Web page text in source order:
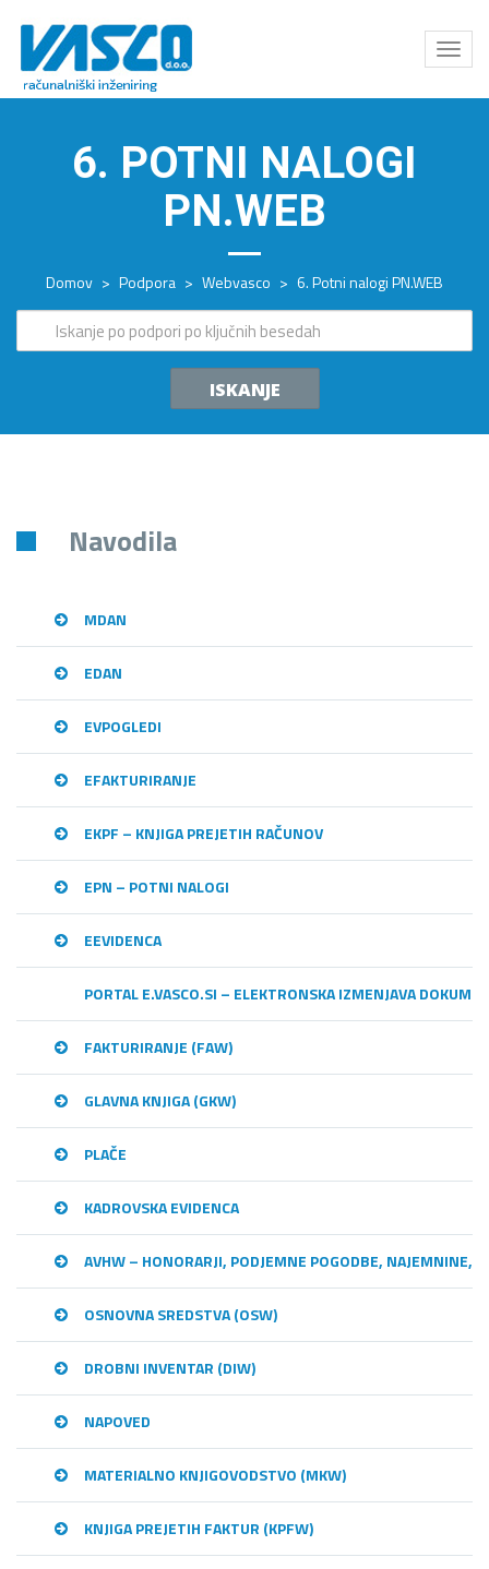
Odpri
meni
6. POTNI NALOGI
PN.WEB
Domov > Podpora > Webvasco > 6. Potni nalogi PN.WEB
ISKANJE
Navodila
MDAN
EDAN
EVPOGLEDI
EFAKTURIRANJE
EKPF – KNJIGA PREJETIH RAČUNOV
EPN – POTNI NALOGI
EEVIDENCA
PORTAL E.VASCO.SI – ELEKTRONSKA IZMENJAVA
FAKTURIRANJE (FAW)
GLAVNA KNJIGA (GKW)
PLAČE
KADROVSKA EVIDENCA
AVHW – HONORARJI, PODJEMNE POGODBE, NAJEMNINE,…
OSNOVNA SREDSTVA (OSW)
DROBNI INVENTAR (DIW)
NAPOVED
MATERIALNO KNJIGOVODSTVO (MKW)
KNJIGA PREJETIH FAKTUR (KPFW)